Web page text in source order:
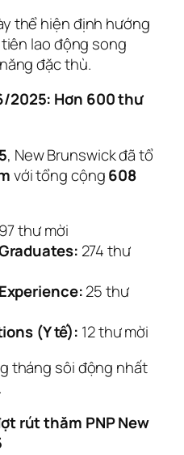
thể hiện định hướng
lao động song
đặc thù.
Hơn 600 thư
, New Brunswick đã tổ
với tổng cộng608
thư mời
274 thư
25 thư
(Y tế): 12 thư mời
tháng sôi động nhất
rút thăm PNP New